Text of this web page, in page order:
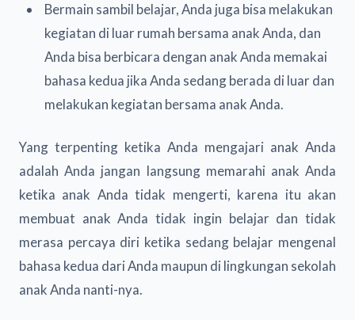
Bermain sambil belajar, Anda juga bisa melakukan
kegiatan di luar rumah bersama anak Anda, dan
Anda bisa berbicara dengan anak Anda memakai
bahasa kedua jika Anda sedang berada di luar dan
melakukan kegiatan bersama anak Anda.
Yang terpenting ketika Anda mengajari anak Anda
adalah Anda jangan langsung memarahi anak Anda
ketika anak Anda tidak mengerti, karena itu akan
membuat anak Anda tidak ingin belajar dan tidak
merasa percaya diri ketika sedang belajar mengenal
bahasa kedua dari Anda maupun di lingkungan sekolah
anak Anda nanti-nya.